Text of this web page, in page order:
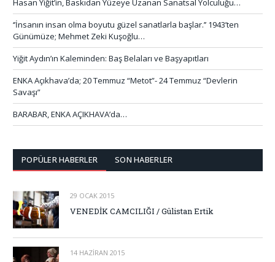
Hasan Yiğit’in, Baskıdan Yüzeye Uzanan Sanatsal Yolculuğu…
‘’İnsanın insan olma boyutu güzel sanatlarla başlar.’’ 1943’ten
Günümüze; Mehmet Zeki Kuşoğlu…
Yiğit Aydın’ın Kaleminden: Baş Belaları ve Başyapıtları
ENKA Açıkhava’da; 20 Temmuz “Metot”- 24 Temmuz “Devlerin
Savaşı”
BARABAR, ENKA AÇIKHAVA’da…
POPÜLER HABERLER SON HABERLER
29 OCAK 2015
VENEDİK CAMCILIĞI / Gülistan Ertik
14 HAZIRAN 2015